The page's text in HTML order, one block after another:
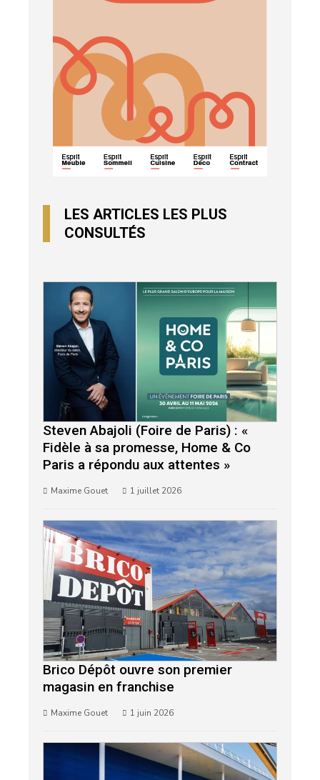
LES ARTICLES LES PLUS
CONSULTÉS
Steven Abajoli (Foire de Paris) : «
Fidèle à sa promesse, Home & Co
Paris a répondu aux attentes »
Maxime Gouet 1 juillet 2026
Brico Dépôt ouvre son premier
magasin en franchise
Maxime Gouet 1 juin 2026